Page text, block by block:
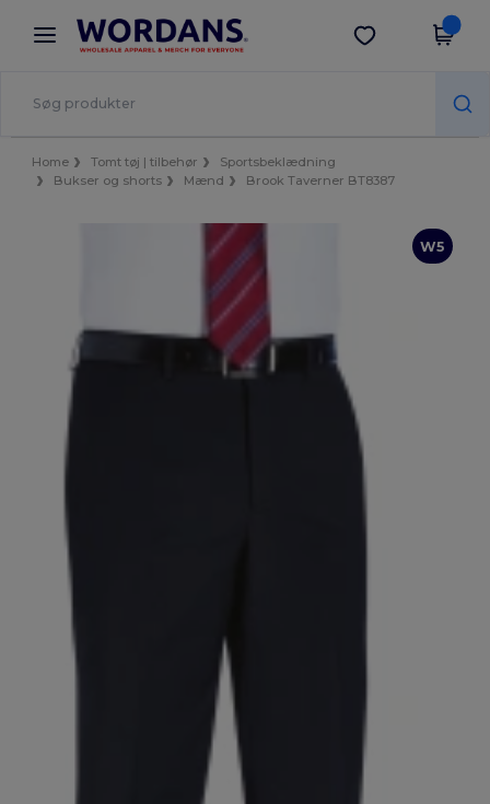
× Wordans-app
Bedre priser i appen!
Hent app
Home Tomt tøj | tilbehør
Sportsbeklædning
Bukser og shorts
Mænd Brook Taverner BT8387
W5